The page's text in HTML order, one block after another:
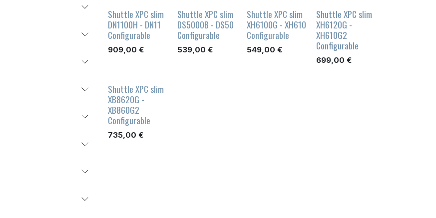
Shuttle XPC slim
DN1100H - DN11
Configurable
909,00 €
Shuttle XPC slim
DS5000B - DS50
Configurable
539,00 €
Shuttle XPC slim
XH6100G - XH610
Configurable
549,00 €
Shuttle XPC slim
XH6120G -
XH610G2
Configurable
699,00 €
Shuttle XPC slim
XB8620G -
XB860G2
Configurable
735,00 €